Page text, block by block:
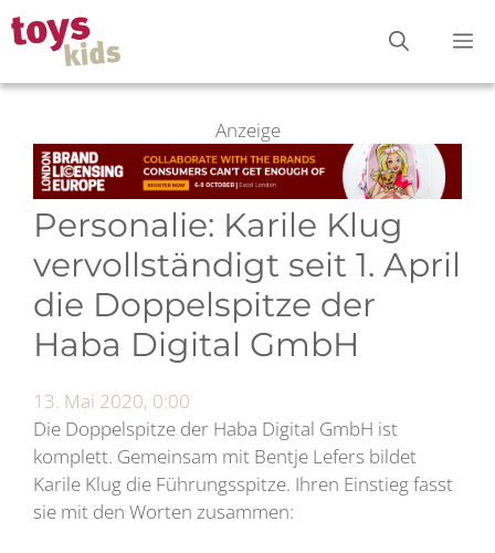
Zum
Inhalt
springen
Anzeige
Personalie: Karile Klug
vervollständigt seit 1. April
die Doppelspitze der
Haba Digital GmbH
13. Mai 2020, 0:00
Die Doppelspitze der Haba Digital GmbH ist
komplett. Gemeinsam mit Bentje Lefers bildet
Karile Klug die Führungsspitze. Ihren Einstieg fasst
sie mit den Worten zusammen: